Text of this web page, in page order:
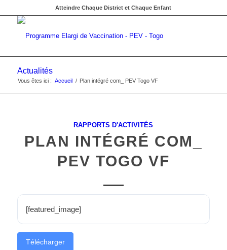
Atteindre Chaque District et Chaque Enfant
Actualités
Vous êtes ici : Accueil / Plan intégré com_ PEV Togo VF
RAPPORTS D'ACTIVITÉS
PLAN INTÉGRÉ COM_
PEV TOGO VF
[featured_image]
Télécharger